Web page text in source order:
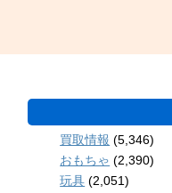
買取情報 (5,346)
おもちゃ (2,390)
玩具 (2,051)